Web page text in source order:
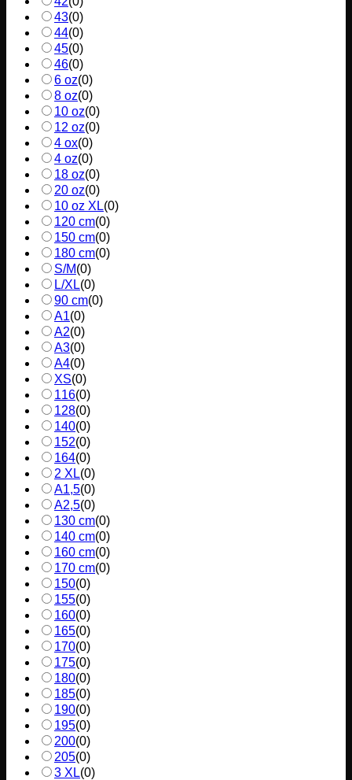
43(0)
44(0)
45(0)
46(0)
6 oz(0)
8 oz(0)
10 oz(0)
12 oz(0)
4 ox(0)
4 oz(0)
18 oz(0)
20 oz(0)
10 oz XL(0)
120 cm(0)
150 cm(0)
180 cm(0)
S/M(0)
L/XL(0)
90 cm(0)
A1(0)
A2(0)
A3(0)
A4(0)
XS(0)
116(0)
128(0)
140(0)
152(0)
164(0)
2 XL(0)
A1,5(0)
A2,5(0)
130 cm(0)
140 cm(0)
160 cm(0)
170 cm(0)
150(0)
155(0)
160(0)
165(0)
170(0)
175(0)
180(0)
185(0)
190(0)
195(0)
200(0)
205(0)
3 XL(0)